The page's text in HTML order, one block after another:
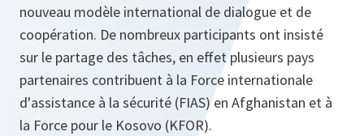
nouveau modèle international de dialogue et de
coopération. De nombreux participants ont insisté
sur le partage des tâches, en effet plusieurs pays
partenaires contribuent à la Force internationale
d'assistance à la sécurité (FIAS) en Afghanistan et à
la Force pour le Kosovo (KFOR).